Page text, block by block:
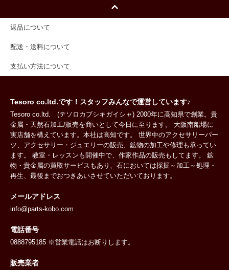
返品について
配送・送料について
支払い方法について
Tesoro co.ltd.です！スタッフみんなで運営しています♪
Tesoro co.ltd. (テソロカブシキガイシャ) 2000年に高知県で創業。貴
金属・天然石加工/販売を商いとして今日に至ります。 大阪南船場に
実店舗を構えています。本社は高知です。 世界中のアクセサリーパー
ツ、アクセサリー・ジュエリーの販売、鉱物の加工や修理も承ってい
ます。 教室・レッスンも開催中で、作家作品の販売もしてます。 鉱
物・貴金属の買取サービスもあり、石においては採掘～加工～処理・
再生、最後までおつきあいさせていただいております。
メールアドレス
info@parts-kobo.com
電話番号
0888795185 ※営業電話はお断りします。
販売業者